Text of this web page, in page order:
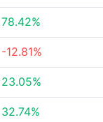
78.42%
-12.81%
23.05%
32.74%